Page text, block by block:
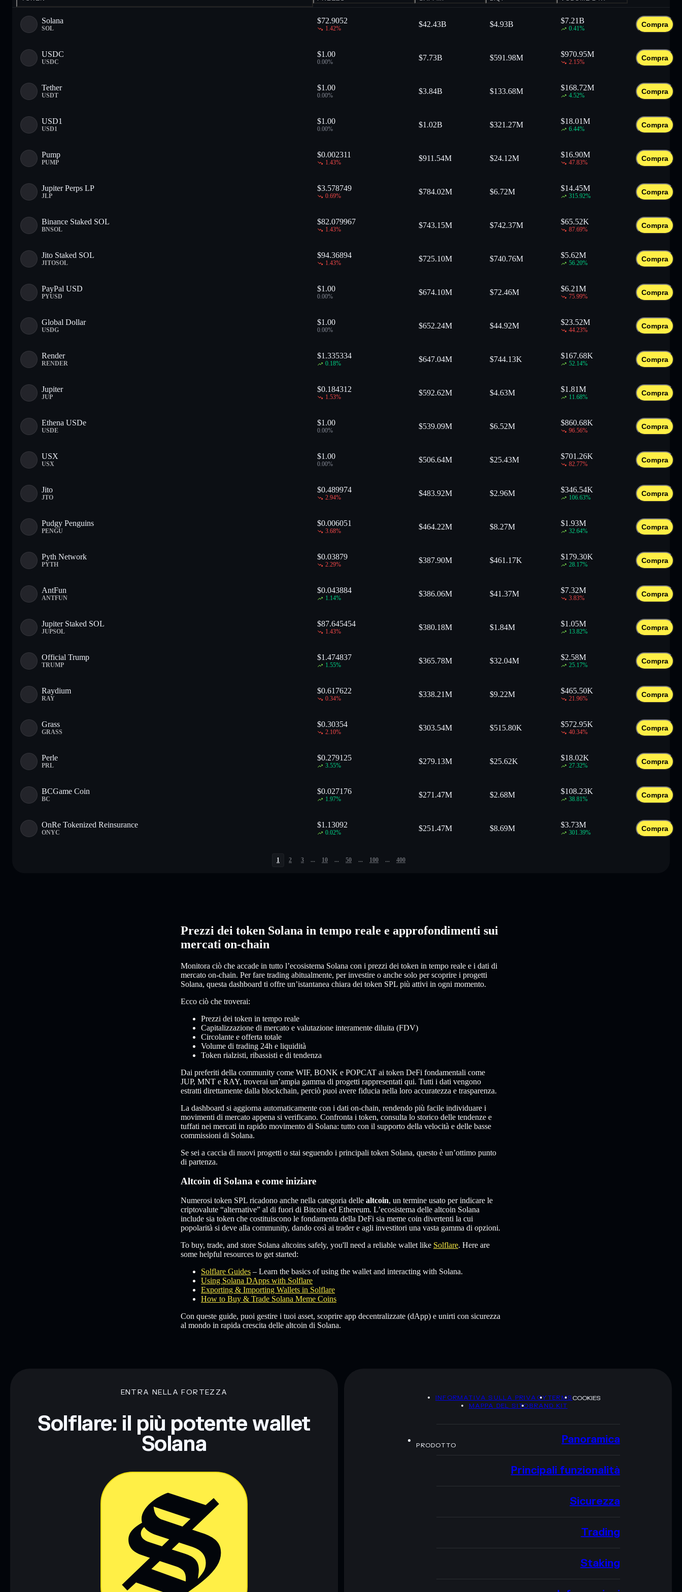
Solana
SOL
$72.9052
1.42%
$42.43B $4.93B $7.21B
0.41%
Compra
USDC
USDC
$1.00
0.00%
$7.73B $591.98M $970.95M
2.15%
Compra
Tether
USDT
$1.00
0.00%
$3.84B $133.68M $168.72M
4.52%
Compra
USD1
USD1
$1.00
0.00%
$1.02B $321.27M $18.01M
6.44%
Compra
Pump
PUMP
$0.002311
1.43%
$911.54M $24.12M $16.90M
47.83%
Compra
Jupiter Perps LP
JLP
$3.578749
0.69%
$784.02M $6.72M $14.45M
315.92%
Compra
Binance Staked SOL
BNSOL
$82.079967
1.43%
$743.15M $742.37M $65.52K
87.69%
Compra
Jito Staked SOL
JITOSOL
$94.36894
1.43%
$725.10M $740.76M $5.62M
56.20%
Compra
PayPal USD
PYUSD
$1.00
0.00%
$674.10M $72.46M $6.21M
75.99%
Compra
Global Dollar
USDG
$1.00
0.00%
$652.24M $44.92M $23.52M
44.23%
Compra
Render
RENDER
$1.335334
0.18%
$647.04M $744.13K $167.68K
52.14%
Compra
Jupiter
JUP
$0.184312
1.53%
$592.62M $4.63M $1.81M
11.68%
Compra
Ethena USDe
USDE
$1.00
0.00%
$539.09M $6.52M $860.68K
96.56%
Compra
USX
USX
$1.00
0.00%
$506.64M $25.43M $701.26K
82.77%
Compra
Jito
JTO
$0.489974
2.94%
$483.92M $2.96M $346.54K
106.63%
Compra
Pudgy Penguins
PENGU
$0.006051
3.68%
$464.22M $8.27M $1.93M
32.64%
Compra
Pyth Network
PYTH
$0.03879
2.29%
$387.90M $461.17K $179.30K
28.17%
Compra
AntFun
ANTFUN
$0.043884
1.14%
$386.06M $41.37M $7.32M
3.83%
Compra
Jupiter Staked SOL
JUPSOL
$87.645454
1.43%
$380.18M $1.84M $1.05M
13.82%
Compra
Official Trump
TRUMP
$1.474837
1.55%
$365.78M $32.04M $2.58M
25.17%
Compra
Raydium
RAY
$0.617622
0.34%
$338.21M $9.22M $465.50K
21.96%
Compra
Grass
GRASS
$0.30354
2.10%
$303.54M $515.80K $572.95K
40.34%
Compra
Perle
PRL
$0.279125
3.55%
$279.13M $25.62K $18.02K
27.32%
Compra
BCGame Coin
BC
$0.027176
1.97%
$271.47M $2.68M $108.23K
38.81%
Compra
OnRe Tokenized Reinsurance
ONYC
$1.13092
0.02%
$251.47M $8.69M $3.73M
301.39%
Compra
1 2 3 ... 10 ... 50 ... 100 ... 400
Prezzi dei token Solana in tempo reale e approfondimenti sui
mercati on-chain
Monitora ciò che accade in tutto l’ecosistema Solana con i prezzi dei token in tempo reale e i dati di
mercato on-chain. Per fare trading abitualmente, per investire o anche solo per scoprire i progetti
Solana, questa dashboard ti offre un’istantanea chiara dei token SPL più attivi in ogni momento.
Ecco ciò che troverai:
Prezzi dei token in tempo reale
Capitalizzazione di mercato e valutazione interamente diluita (FDV)
Circolante e offerta totale
Volume di trading 24h e liquidità
Token rialzisti, ribassisti e di tendenza
Dai preferiti della community come WIF, BONK e POPCAT ai token DeFi fondamentali come
JUP, MNT e RAY, troverai un’ampia gamma di progetti rappresentati qui. Tutti i dati vengono
estratti direttamente dalla blockchain, perciò puoi avere fiducia nella loro accuratezza e trasparenza.
La dashboard si aggiorna automaticamente con i dati on-chain, rendendo più facile individuare i
movimenti di mercato appena si verificano. Confronta i token, consulta lo storico delle tendenze e
tuffati nei mercati in rapido movimento di Solana: tutto con il supporto della velocità e delle basse
commissioni di Solana.
Se sei a caccia di nuovi progetti o stai seguendo i principali token Solana, questo è un’ottimo punto
di partenza.
Altcoin di Solana e come iniziare
Numerosi token SPL ricadono anche nella categoria delle altcoin, un termine usato per indicare le
criptovalute “alternative” al di fuori di Bitcoin ed Ethereum. L’ecosistema delle altcoin Solana
include sia token che costituiscono le fondamenta della DeFi sia meme coin divertenti la cui
popolarità si deve alla community, dando così ai trader e agli investitori una vasta gamma di opzioni.
To buy, trade, and store Solana altcoins safely, you'll need a reliable wallet like Solflare. Here are
some helpful resources to get started:
Solflare Guides – Learn the basics of using the wallet and interacting with Solana.
Using Solana DApps with Solflare
Exporting & Importing Wallets in Solflare
How to Buy & Trade Solana Meme Coins
Con queste guide, puoi gestire i tuoi asset, scoprire app decentralizzate (dApp) e unirti con sicurezza
al mondo in rapida crescita delle altcoin di Solana.
ENTRA NELLA FORTEZZA
Solflare: il più potente wallet
Solana
INFORMATIVA SULLA PRIVACYTERMSCOOKIES
MAPPA DEL SITOBRAND KIT
PRODOTTO Panoramica
Principali funzionalità
Sicurezza
Trading
Staking